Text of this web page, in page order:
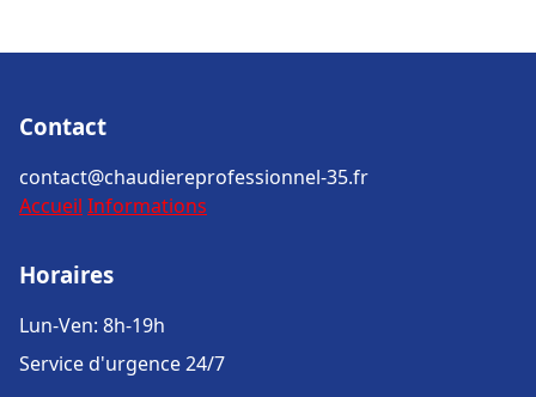
Contact
contact@chaudiereprofessionnel-35.fr
Accueil Informations
Horaires
Lun-Ven: 8h-19h
Service d'urgence 24/7